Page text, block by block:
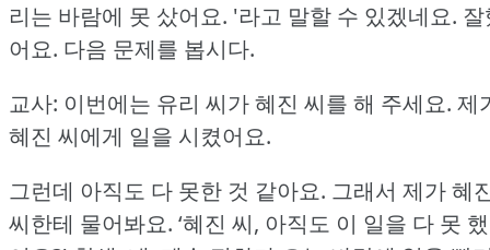
리는 바람에 못 샀어요. '라고 말할 수 있겠네요.
어요. 다음 문제를 봅시다.
교사: 이번에는 유리 씨가 혜진 씨를 해 주세요. 제
혜진 씨에게 일을 시켰어요.
그런데 아직도 다 못한 것 같아요. 그래서 제가 혜
씨한테 물어봐요. ‘혜진 씨, 아직도 이 일을 다 못 했